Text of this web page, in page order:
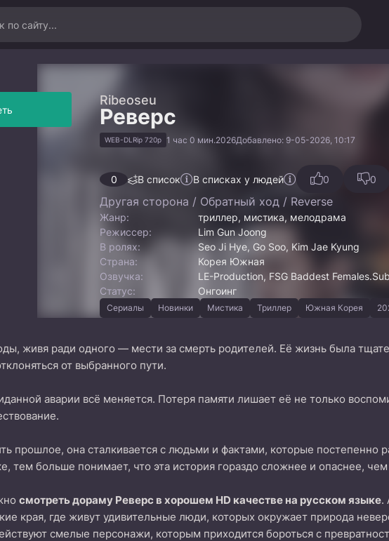
Ribeoseu
Реверс
WEB-DLRip 720p 1 час 0 мин.2026Добавлено: 9-05-2026, 10:17
0 В список В списках у людей 0 0
Другая сторона / Обратный ход / Reverse
Жанр:
триллер, мистика, мелодрама
Режиссер:
Lim Gun Joong
В ролях:
Seo Ji Hye, Go Soo, Kim Jae Kyung
Страна:
Корея Южная
Озвучка:
LE-Production, FSG Baddest
Статус:
Онгоинг
Сериалы Новинки Мистика Триллер Южная Корея
живя ради одного — мести за смерть родителей. Её жизнь была
от выбранного пути.
аварии всё меняется. Потеря памяти лишает её не только
прошлое, она сталкивается с людьми и фактами, которые постепенно
тем больше понимает, что эта история гораздо сложнее и опаснее,
смотреть дораму Реверс в хорошем HD качестве на русском языке.
края, где живут удивительные люди, которых окружает природа
смелые персонажи, которым приходится бороться с